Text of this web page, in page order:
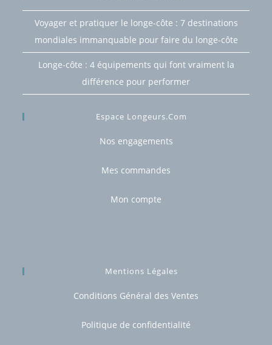
Voyager et pratiquer le longe-côte : 7 destinations
mondiales immanquable pour faire du longe-côte
Longe-côte : 4 équipements qui font vraiment la
différence pour performer
Espace Longeurs.com
Nos engagements
Mes commandes
Mon compte
Mentions Légales
Conditions Général des Ventes
Politique de confidentialité
Inscrivez-vous et profitez de l'offre
MOINS 10%
commande en ligne